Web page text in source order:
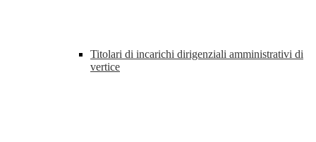
Titolari di incarichi dirigenziali amministrativi di
vertice